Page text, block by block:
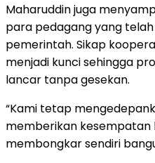
Maharuddin juga
para pedagang yang
pemerintah. Sikap
menjadi kunci sehingga
lancar tanpa gesekan.
“Kami tetap
memberikan
membongkar sendiri